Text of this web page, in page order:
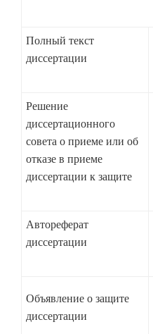
Полный текст
диссертации
Решение
диссертационного
совета о приеме или об
отказе в приеме
диссертации к защите
Автореферат
диссертации
Объявление о защите
диссертации